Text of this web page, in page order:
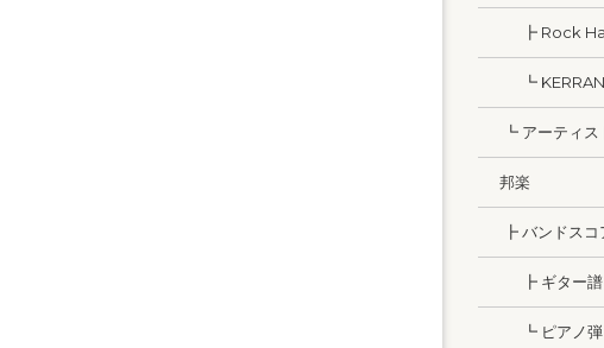
┣ Rock
┗
┗ アーティス
邦楽
┣ バンドスコ
┣ ギター譜
┗ ピアノ弾